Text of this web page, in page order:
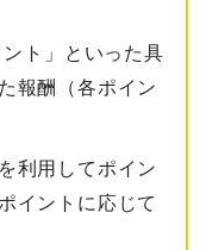
ト」といった具
報酬（各ポイン
利用してポイン
イントに応じて